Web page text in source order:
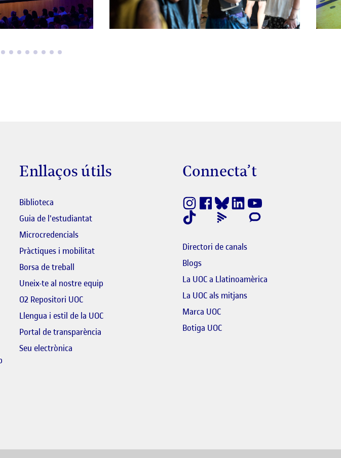
Enllaços útils
Biblioteca
Guia de l'estudiantatEl link s'obre en finestra nova
Microcredencials
Pràctiques i mobilitat
Borsa de treball
Uneix-te al nostre equip El link s'obre en finestra nova
O2 Repositori UOCEl link s'obre en finestra nova
Llengua i estil de la UOC
Portal de transparència El link s'obre en finestra nova
Seu electrònica
Connecta’t
Directori de canals
Blogs
La UOC a Llatinoamèrica
La UOC als mitjansEl link s'obre en finestra
Marca UOC
Botiga UOCEl link s'obre en finestra nova